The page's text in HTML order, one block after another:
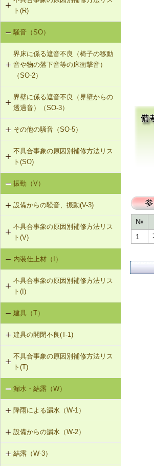
R-1-102 母屋の増設
R-1-103 小屋束の増設
R-1-104 たる木の交換
R-1-106 たる木、下地板のレベルの
置
き）
R-1-601 屋根下地材・ふき材の交換
ト(R)
勾配屋根の変形（はがれ、ずれ、浮
き）（R-1）
騒音（SO）
界床に係る遮音不良（椅子の移動
音や物の落下音等の床衝撃音）
（SO-2）
SO-2-501 軽量床衝撃音に対する遮
音性能のあるフローリング材（床下
地材等を含む）への交換
界壁に係る遮音不良（界壁からの
透過音）（SO-3）
SO-3-501 界壁へのせっこうボード
の増し張り
その他の騒音（SO-5）
SO-5-501 外壁内透湿防水シートの
留め付け補修
不具合事象の原因別補修方法リス
ト(SO)
界床に係る遮音不良（床歩行音等の
床衝撃音）（SO-1）
界床に係る遮音不良（椅子の移動音
や物の落下音等の床衝撃音）（SO-
2）
界壁に係る遮音不良（界壁からの透
過音）（SO-3）
外壁開口部に係る遮音不良（外部開
口部からの透過音）（SO-4）
振動（V）
設備からの騒音、振動(V-3)
V-3-001 換気扇・ダクト等の交換工
事
V-3-002 水栓の取付け直し
V-3-003 器具用通気弁の取付け
V-3-004 遮音性能のある換気フード
への交換
V-3-005 駐輪機からの音・振動の伝
搬を防止する措置
不具合事象の原因別補修方法リス
ト(V)
床振動（V-1）
水平振動（V-2）
設備からの騒音、振動（V-3）
内装仕上材（I）
不具合事象の原因別補修方法リス
ト(I)
内装仕上材の汚損（I-1）
内装仕上材のひび割れ、はがれ等
（I-2）
建具（T）
建具の開閉不良(T-1)
T-1-001 丁番の取付け調整
T-1-002 丁番の取替え
T-1-003 ラッチボルト受金物の調整
T-1-004 錠の取替え
不具合事象の原因別補修方法リス
ト(T)
建具の開閉不良（T-1）
漏水・結露（W）
降雨による漏水（W-1）
W-1-501 けらば水切の再施工
W-1-502 軒先水切・軒どいの再施工
設備からの漏水（W-2）
W-2-001 混合水栓の接続部品の交換
結露（W-3）
№
1